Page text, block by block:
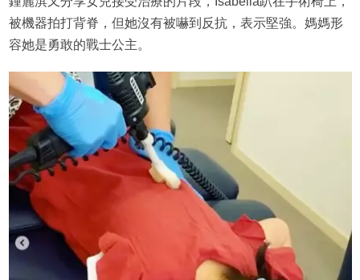
被機器拍打背脊，但她沒有被嚇到反抗，表示堅強。媽媽形
容她是勇敢的戰士公主。